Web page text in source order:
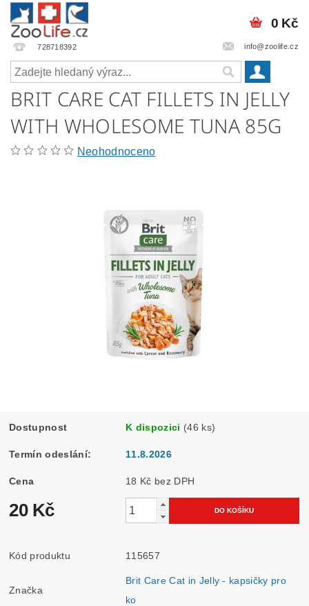
728718392 info@zoolife.cz
0 Kč
BRIT CARE CAT FILLETS IN JELLY
WITH WHOLESOME TUNA 85G
Neohodnoceno
Dostupnost K dispozici (46 ks)
Termín odeslání: 11.8.2026
Cena 18 Kč bez DPH
20 Kč
Kód produktu 115657
Značka
Brit Care Cat in Jelly - kapsičky pro
ko